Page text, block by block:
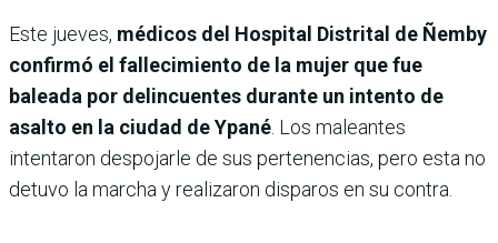
Este jueves, médicos del Hospital Distrital de Ñemby
confirmó el fallecimiento de la mujer que fue
baleada por delincuentes durante un intento de
asalto en la ciudad de Ypané. Los maleantes
intentaron despojarle de sus pertenencias, pero esta no
detuvo la marcha y realizaron disparos en su contra.